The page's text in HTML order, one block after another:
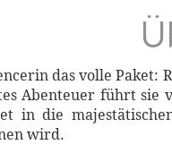
das volle Paket:
Abenteuer führt sie
in die
wird.